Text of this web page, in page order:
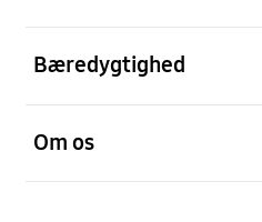
Bæredygtighed
Om os